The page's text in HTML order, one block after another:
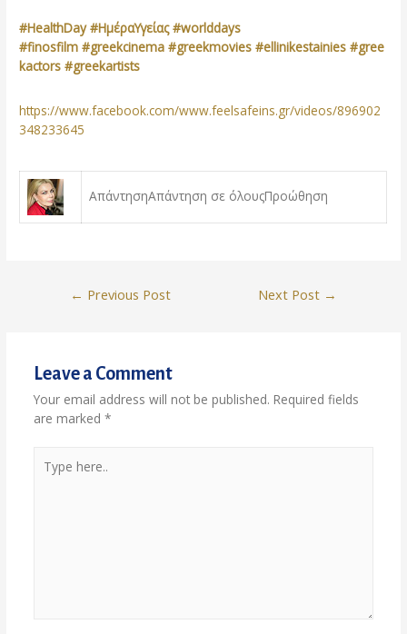
#HealthDay #ΗμέραΥγείας #worlddays
#finosfilm #greekcinema #greekmovies #ellinikestainies #gree
kactors #greekartists
https://www.facebook.com/www.feelsafeins.gr/videos/896902
348233645
ΑπάντησηΑπάντηση σε όλουςΠροώθηση
← Previous Post Next Post →
Leave a Comment
Your email address will not be published. Required fields
are marked *